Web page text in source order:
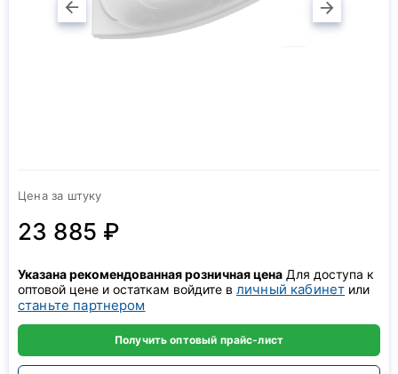
Цена за штуку
23 885 ₽
Указана рекомендованная розничная цена Для доступа к
оптовой цене и остаткам войдите в личный кабинет или
станьте партнером
Получить оптовый прайс-лист